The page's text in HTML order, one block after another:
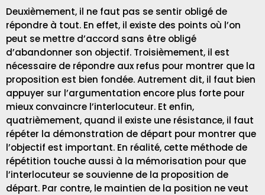
Deuxièmement, il ne faut pas se sentir obligé de
répondre à tout. En effet, il existe des points où l’on
peut se mettre d’accord sans être obligé
d’abandonner son objectif. Troisièmement, il est
nécessaire de répondre aux refus pour montrer que la
proposition est bien fondée. Autrement dit, il faut bien
appuyer sur l’argumentation encore plus forte pour
mieux convaincre l’interlocuteur. Et enfin,
quatrièmement, quand il existe une résistance, il faut
répéter la démonstration de départ pour montrer que
l’objectif est important. En réalité, cette méthode de
répétition touche aussi à la mémorisation pour que
l’interlocuteur se souvienne de la proposition de
départ. Par contre, le maintien de la position ne veut